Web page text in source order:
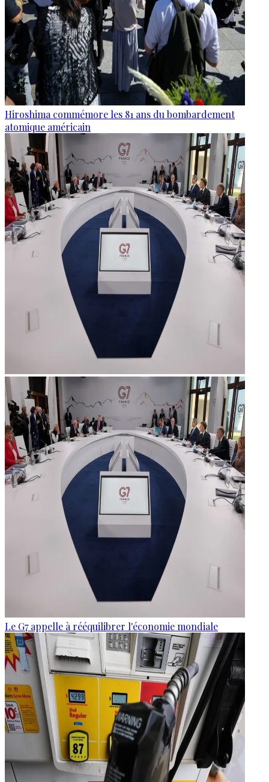
Hiroshima commémore les 81 ans du bombardement
atomique américain
Le G7 appelle à rééquilibrer l'économie mondiale